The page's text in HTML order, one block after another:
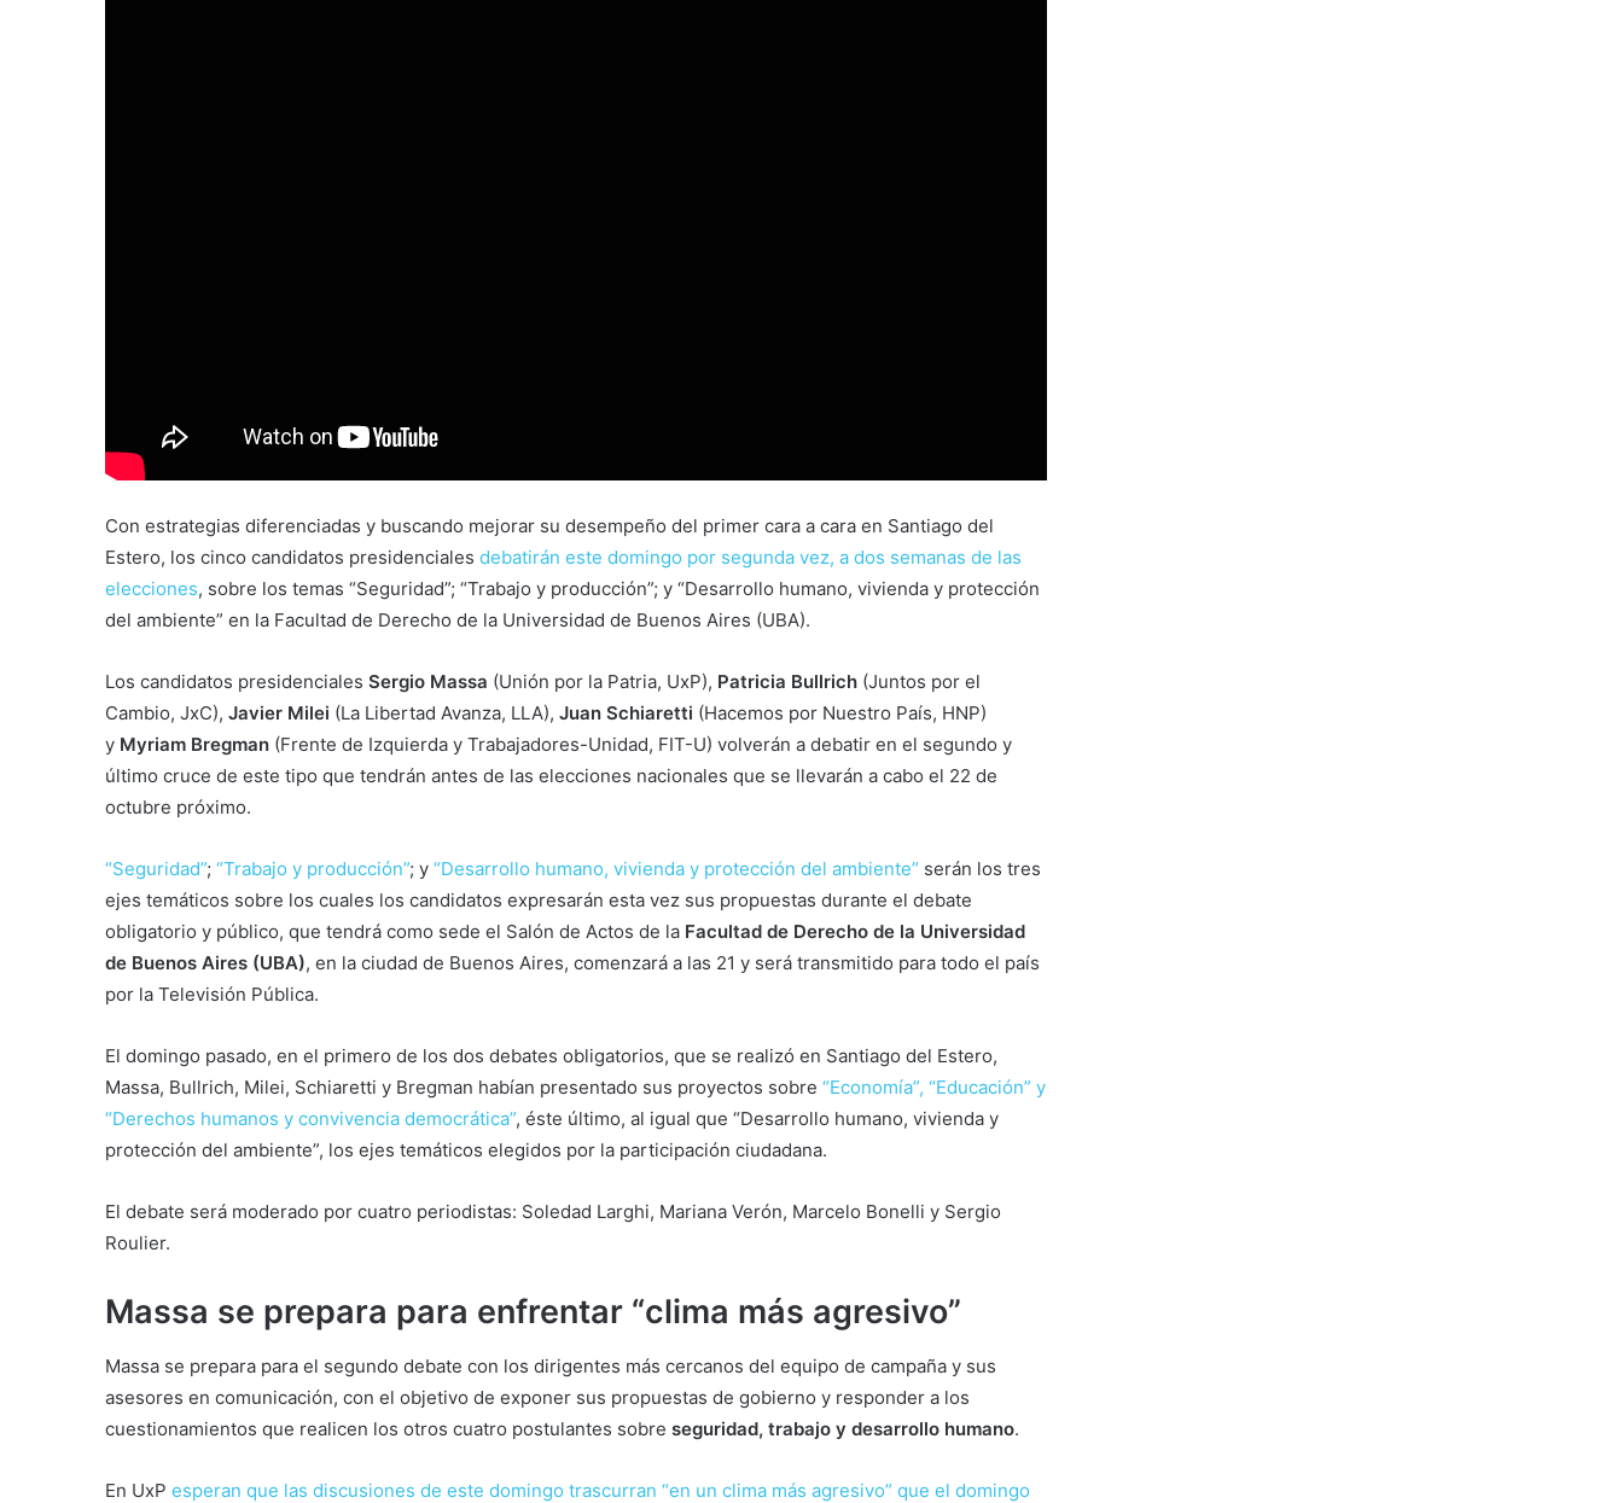
Con estrategias diferenciadas y buscando mejorar su desempeño del primer cara a cara en Santiago del
Estero, los cinco candidatos presidenciales debatirán este domingo por segunda vez, a dos semanas de las
elecciones, sobre los temas “Seguridad”; “Trabajo y producción”; y “Desarrollo humano, vivienda y protección
del ambiente” en la Facultad de Derecho de la Universidad de Buenos Aires (UBA).
Los candidatos presidenciales Sergio Massa (Unión por la Patria, UxP), Patricia Bullrich (Juntos por el
Cambio, JxC), Javier Milei (La Libertad Avanza, LLA), Juan Schiaretti (Hacemos por Nuestro País, HNP)
y Myriam Bregman (Frente de Izquierda y Trabajadores-Unidad, FIT-U) volverán a debatir en el segundo y
último cruce de este tipo que tendrán antes de las elecciones nacionales que se llevarán a cabo el 22 de
octubre próximo.
“Seguridad”; “Trabajo y producción”; y “Desarrollo humano, vivienda y protección del ambiente” serán los tres
ejes temáticos sobre los cuales los candidatos expresarán esta vez sus propuestas durante el debate
obligatorio y público, que tendrá como sede el Salón de Actos de la Facultad de Derecho de la Universidad
de Buenos Aires (UBA), en la ciudad de Buenos Aires, comenzará a las 21 y será transmitido para todo el país
por la Televisión Pública.
El domingo pasado, en el primero de los dos debates obligatorios, que se realizó en Santiago del Estero,
Massa, Bullrich, Milei, Schiaretti y Bregman habían presentado sus proyectos sobre “Economía”, “Educación” y
“Derechos humanos y convivencia democrática”, éste último, al igual que “Desarrollo humano, vivienda y
protección del ambiente”, los ejes temáticos elegidos por la participación ciudadana.
El debate será moderado por cuatro periodistas: Soledad Larghi, Mariana Verón, Marcelo Bonelli y Sergio
Roulier.
Massa se prepara para enfrentar “clima más agresivo”
Massa se prepara para el segundo debate con los dirigentes más cercanos del equipo de campaña y sus
asesores en comunicación, con el objetivo de exponer sus propuestas de gobierno y responder a los
cuestionamientos que realicen los otros cuatro postulantes sobre seguridad, trabajo y desarrollo humano.
En UxP esperan que las discusiones de este domingo trascurran “en un clima más agresivo” que el domingo